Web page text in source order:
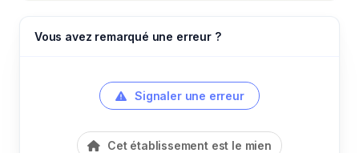
Vous avez remarqué une erreur ?
Signaler une erreur
Cet établissement est le mien